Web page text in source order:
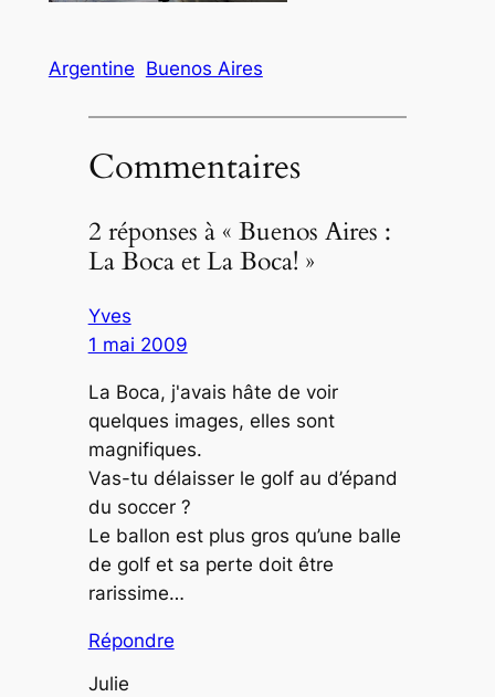
Argentine Buenos Aires
Commentaires
2 réponses à « Buenos Aires :
La Boca et La Boca! »
Yves
1 mai 2009
La Boca, j'avais hâte de voir
quelques images, elles sont
magnifiques.
Vas-tu délaisser le golf au d’épand
du soccer ?
Le ballon est plus gros qu’une balle
de golf et sa perte doit être
rarissime…
Répondre
Julie